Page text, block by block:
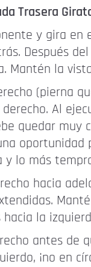
Trasera
y gira en
Después
Mantén la
(pierna
Al
quedar muy
oportunidad
y lo más
hacia
la
antes de
¡no en